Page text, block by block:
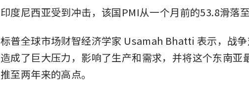
印度尼西亚受到冲击，该国PMI从一个月前的53.8滑落至
标普全球市场财智经济学家 Usamah Bhatti 表示，战
造成了巨大压力，影响了生产和需求，并将这个东南亚
推至两年来的高点。